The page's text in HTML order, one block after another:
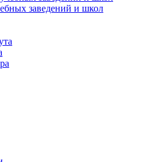
заведений и школ